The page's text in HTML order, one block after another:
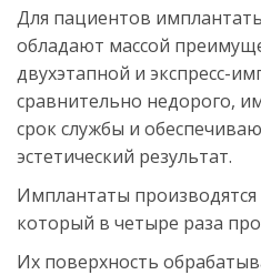
Для пациентов
обладают массой
двухэтапной и экспресс-
сравнительно недорого,
срок службы и
эстетический результат.
Имплантаты производятся
который в четыре раза
Их поверхность